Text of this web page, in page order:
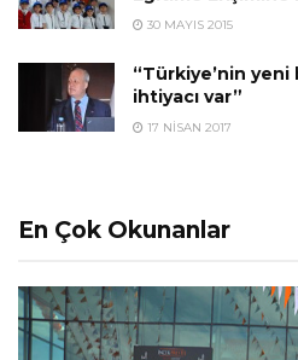
30 MAYIS 2015
“Türkiye’nin
ihtiyacı var”
17 NISAN 2017
En Çok Okunanlar